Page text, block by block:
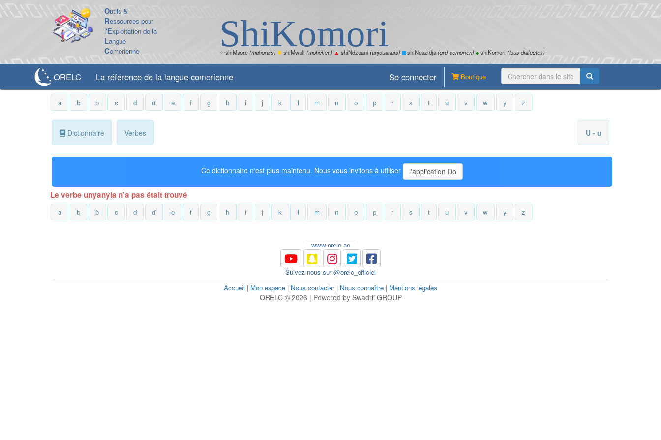
Outils &
Ressources pour
l'Exploitation de la
Langue
Comorienne ShiKomori
✧ shiMaore(mahorais) ✽shiMwali (mohélien) ▲ shiNdzuani (anjouanais) shiNgazidja(grd-comorien) ● shiKomori (tous dialectes)
ORELC La référence de la langue comorienne Boutique
Se connecter
a b ɓ c d ɗ e f g h i j k l m n o p r s t u v w y z
Dictionnaire Verbes U - u
Ce dictionnaire n'est plus maintenu. Nous vous invitons à utiliser l'application Do
Le verbe unyanyia n'a pas était trouvé
a b ɓ c d ɗ e f g h i j k l m n o p r s t u v w y z
www.orelc.ac
Suivez-nous sur @orelc_officiel
Accueil | Mon espace | Nous contacter| Nous connaître | Mentions légales
ORELC © 2026 | Powered by Swadrii GROUP